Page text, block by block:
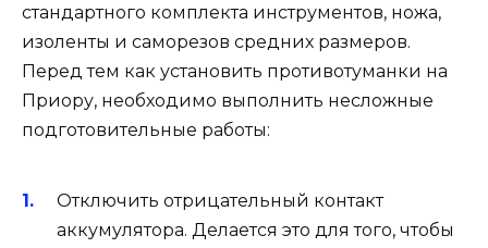
стандартного комплекта инструментов, ножа,
изоленты и саморезов средних размеров.
Перед тем как установить противотуманки на
Приору, необходимо выполнить несложные
подготовительные работы:
Отключить отрицательный контакт
аккумулятора. Делается это для того, чтобы